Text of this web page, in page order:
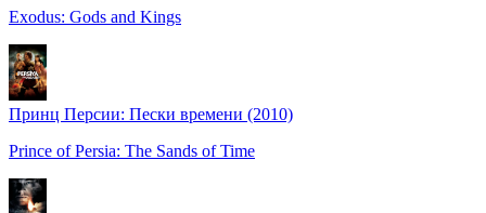
Exodus: Gods and Kings
Принц Персии: Пески времени (2010)
Prince of Persia: The Sands of Time